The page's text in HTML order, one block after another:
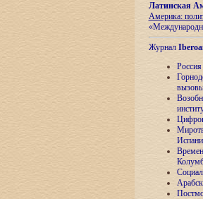
Латинская
Америка:
Журнал